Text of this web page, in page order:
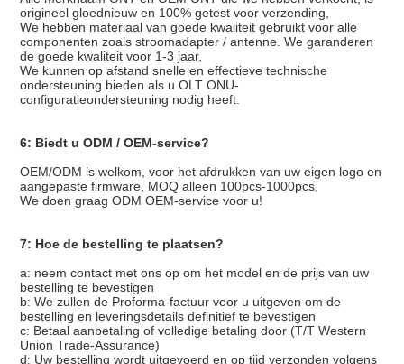
origineel gloednieuw en 100% getest voor verzending,
We hebben materiaal van goede kwaliteit gebruikt voor alle
componenten zoals stroomadapter / antenne. We garanderen
de goede kwaliteit voor 1-3 jaar,
We kunnen op afstand snelle en effectieve technische
ondersteuning bieden als u OLT ONU-
configuratieondersteuning nodig heeft.
6: Biedt u ODM / OEM-service?
OEM/ODM is welkom, voor het afdrukken van uw eigen logo en
aangepaste firmware, MOQ alleen 100pcs-1000pcs,
We doen graag ODM OEM-service voor u!
7: Hoe de bestelling te plaatsen?
a: neem contact met ons op om het model en de prijs van uw
bestelling te bevestigen
b: We zullen de Proforma-factuur voor u uitgeven om de
bestelling en leveringsdetails definitief te bevestigen
c: Betaal aanbetaling of volledige betaling door (T/T Western
Union Trade-Assurance)
d: Uw bestelling wordt uitgevoerd en op tijd verzonden volgens